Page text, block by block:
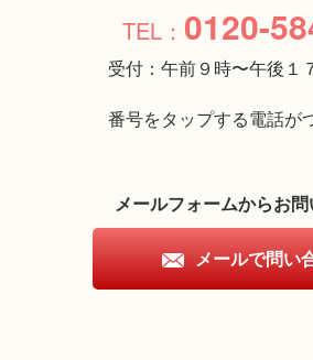
0120-
受付：午前９時〜午後１
番号をタップする電話が
メールフォームからお
メールで問い